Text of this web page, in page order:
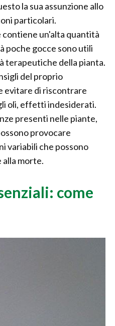
la sua assunzione allo
particolari.
un'alta quantità
poche gocce sono utili
terapeutiche della pianta.
del proprio
evitare di riscontrare
oli, effetti indesiderati.
presenti nelle piante,
provocare
variabili che possono
alla morte.
come